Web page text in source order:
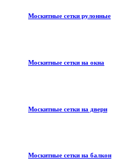
Москитные сетки рулонные
Москитные сетки на окна
Москитные сетки на двери
Москитные сетки на балкон